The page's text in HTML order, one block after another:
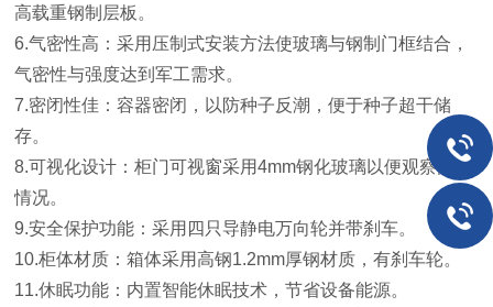
高载重钢制层板。
6.气密性高：采用压制式安装方法使玻璃与钢制门框结合，
气密性与强度达到军工需求。
7.密闭性佳：容器密闭，以防种子反潮，便于种子超干储
存。
8.可视化设计：柜门可视窗采用4mm钢化玻璃以便观察内部
情况。
9.安全保护功能：采用四只导静电万向轮并带刹车。
10.柜体材质：箱体采用高钢1.2mm厚钢材质，有刹车轮。
11.休眠功能：内置智能休眠技术，节省设备能源。